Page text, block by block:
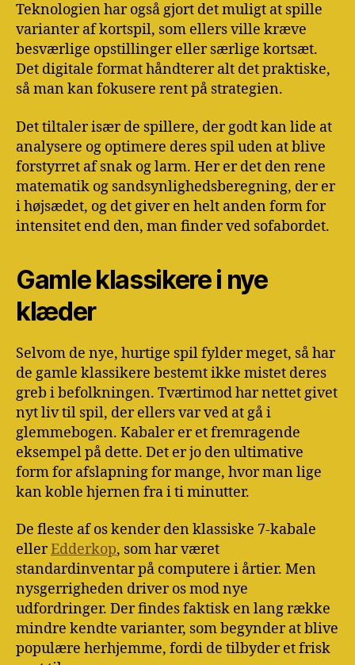
Teknologien har også gjort det muligt at spille
varianter af kortspil, som ellers ville kræve
besværlige opstillinger eller særlige kortsæt.
Det digitale format håndterer alt det praktiske,
så man kan fokusere rent på strategien.
Det tiltaler især de spillere, der godt kan lide at
analysere og optimere deres spil uden at blive
forstyrret af snak og larm. Her er det den rene
matematik og sandsynlighedsberegning, der er
i højsædet, og det giver en helt anden form for
intensitet end den, man finder ved sofabordet.
Gamle klassikere i nye
klæder
Selvom de nye, hurtige spil fylder meget, så har
de gamle klassikere bestemt ikke mistet deres
greb i befolkningen. Tværtimod har nettet givet
nyt liv til spil, der ellers var ved at gå i
glemmebogen. Kabaler er et fremragende
eksempel på dette. Det er jo den ultimative
form for afslapning for mange, hvor man lige
kan koble hjernen fra i ti minutter.
De fleste af os kender den klassiske 7-kabale
ellerEdderkop, som har været
standardinventar på computere i årtier. Men
nysgerrigheden driver os mod nye
udfordringer. Der findes faktisk en lang række
mindre kendte varianter, som begynder at blive
populære herhjemme, fordi de tilbyder et frisk